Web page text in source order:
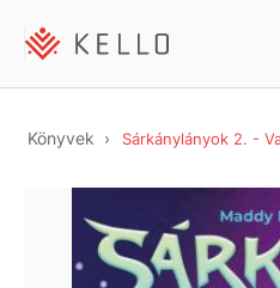
Könyvek Sárkánylányok 2. -